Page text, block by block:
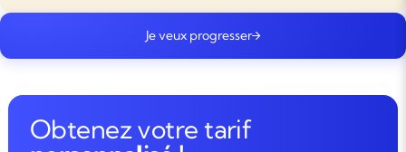
Je veux progresser
Obtenez votre tarif